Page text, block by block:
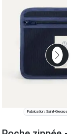
Fabrication: Saint-